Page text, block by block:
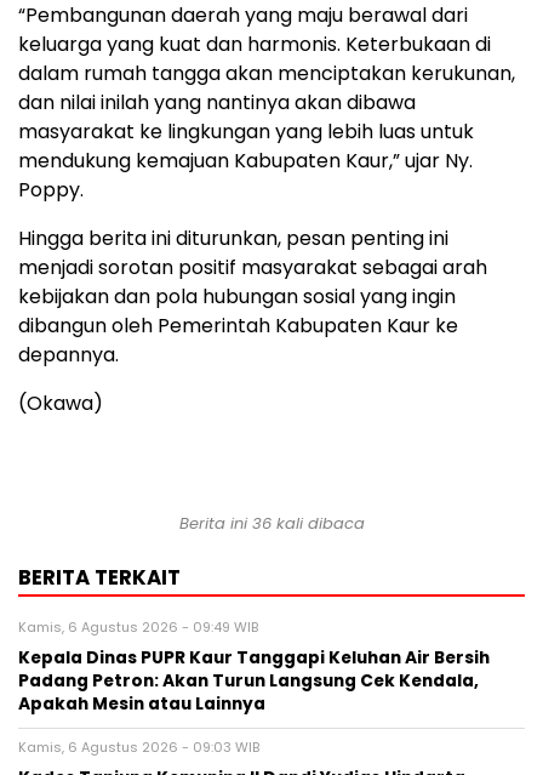
“Pembangunan daerah yang maju berawal dari
keluarga yang kuat dan harmonis. Keterbukaan di
dalam rumah tangga akan menciptakan kerukunan,
dan nilai inilah yang nantinya akan dibawa
masyarakat ke lingkungan yang lebih luas untuk
mendukung kemajuan Kabupaten Kaur,” ujar Ny.
Poppy.
Hingga berita ini diturunkan, pesan penting ini
menjadi sorotan positif masyarakat sebagai arah
kebijakan dan pola hubungan sosial yang ingin
dibangun oleh Pemerintah Kabupaten Kaur ke
depannya.
(Okawa)
Berita ini 36 kali dibaca
BERITA TERKAIT
Kamis, 6 Agustus 2026 - 09:49 WIB
Kepala Dinas PUPR Kaur Tanggapi Keluhan Air Bersih
Padang Petron: Akan Turun Langsung Cek Kendala,
Apakah Mesin atau Lainnya
Kamis, 6 Agustus 2026 - 09:03 WIB